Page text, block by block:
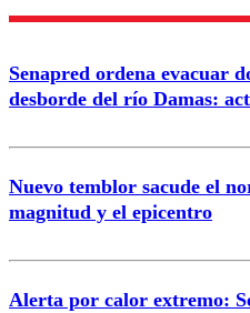
Senapred ordena evacuar
desborde del río Damas:
Nuevo temblor sacude el
magnitud y el epicentro
Alerta por calor extremo: